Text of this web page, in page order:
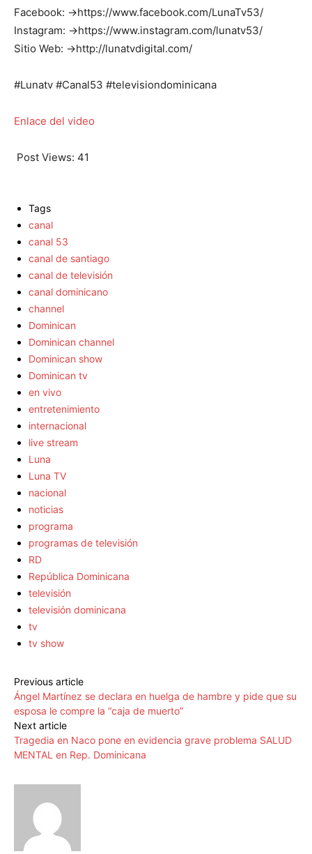
Facebook: →https://www.facebook.com/LunaTv53/
Instagram: →https://www.instagram.com/lunatv53/
Sitio Web: →http://lunatvdigital.com/
#Lunatv #Canal53 #televisiondominicana
Enlace del video
Post Views: 41
Tags
canal
canal 53
canal de santiago
canal de televisión
canal dominicano
channel
Dominican
Dominican channel
Dominican show
Dominican tv
en vivo
entretenimiento
internacional
live stream
Luna
Luna TV
nacional
noticias
programa
programas de televisión
RD
República Dominicana
televisión
televisión dominicana
tv
tv show
Previous article
Ángel Martínez se declara en huelga de hambre y pide que su
esposa le compre la “caja de muerto”
Next article
Tragedia en Naco pone en evidencia grave problema SALUD
MENTAL en Rep. Dominicana